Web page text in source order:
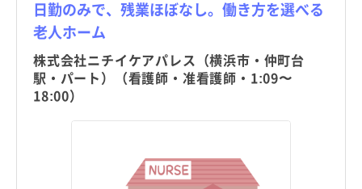
日勤のみで、残業ほぼなし。働き方を選べる
老人ホーム
株式会社ニチイケアパレス（横浜市・仲町台
駅・パート）（看護師・准看護師・1:09〜
18:00）